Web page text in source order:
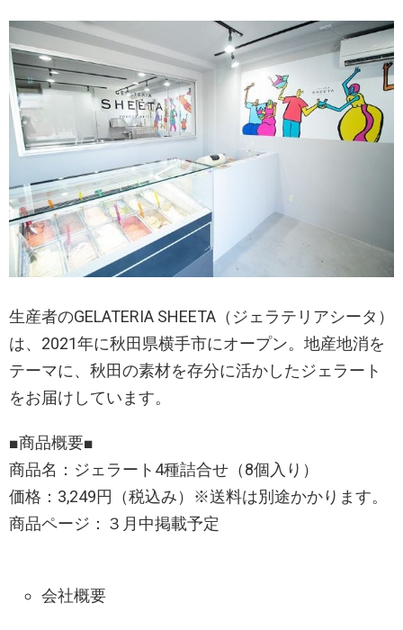
生産者のGELATERIA SHEETA（ジェラテリアシータ）
は、2021年に秋田県横手市にオープン。地産地消を
テーマに、秋田の素材を存分に活かしたジェラート
をお届けしています。
■商品概要■
商品名：ジェラート4種詰合せ（8個入り）
価格：3,249円（税込み）※送料は別途かかります。
商品ページ：３月中掲載予定
会社概要